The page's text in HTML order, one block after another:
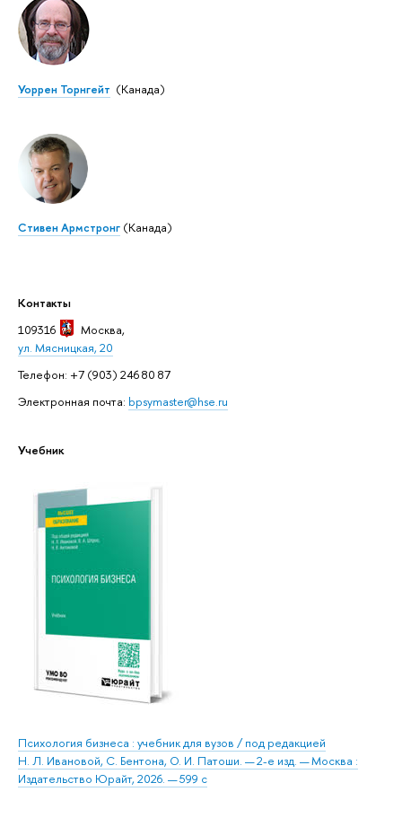
Уоррен Торнгейт (Канада)
Стивен Армстронг (Канада)
Контакты
109316
Москва,
ул. Мясницкая, 20
Телефон: +7 (903) 246 80 87
Электронная почта: bpsymaster@hse.ru
Учебник
Психология бизнеса : учебник для вузов / под редакцией
Н. Л. Ивановой, С. Бентона, О. И. Патоши. — 2-е изд. — Москва :
Издательство Юрайт, 2026. — 599 с